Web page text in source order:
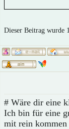
Dieser Beitrag wurde
# Wäre dir eine
Ich bin für eine
mit rein kommen